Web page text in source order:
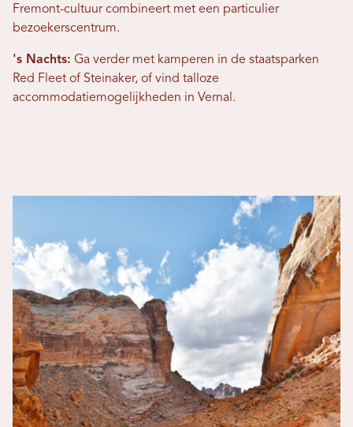
Fremont-cultuur combineert met een particulier
bezoekerscentrum.
's Nachts: Ga verder met kamperen in de staatsparken
Red Fleet of Steinaker, of vind talloze
accommodatiemogelijkheden in Vernal.